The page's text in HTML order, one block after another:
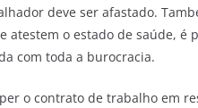
deve ser afastado.
atestem o estado de saúde,
com toda a burocracia.
o contrato de trabalho em